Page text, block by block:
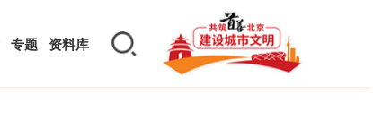
专题 资料库